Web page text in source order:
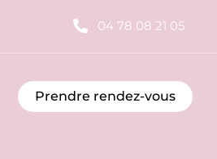
04 78 08 21 05
Prendre rendez-vous